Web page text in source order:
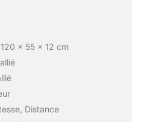
× 55 × 12 cm
Distance